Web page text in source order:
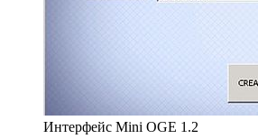
Интерфейс Mini OGE 1.2